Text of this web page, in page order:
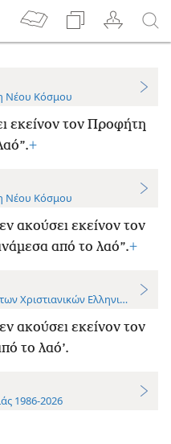
Νέου Κόσμου
εκείνον τον Προφήτη
+
Νέου Κόσμου
ακούσει εκείνον τον
από το λαό”.+
Χριστιανικών Ελληνικών
ακούσει εκείνον τον
το λαό’.
1986-2026